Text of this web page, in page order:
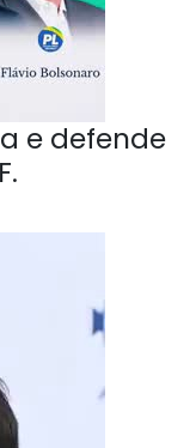
e defende